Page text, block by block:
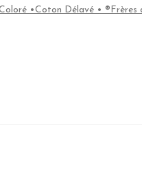
•Coton Délavé •